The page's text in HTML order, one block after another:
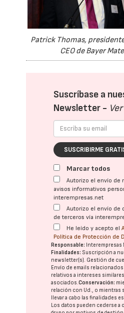
Patrick Thomas,
CEO de Bayer
Suscríbase a
Newsletter -
SUSCRIBIRME
Marcar todos
Autorizo el envío de
avisos informativos
interempresas.net
Autorizo el envío de
de terceros vía
He leído y acepto el
Política de Protección de
Responsable: Interempresas
Finalidades: Suscripción a
newsletter(s). Gestión de
Envío de emails
relativos a intereses
asociados.Conservación:
relación con Ud., o mientras
llevar a cabo las finalidades
Los datos pueden cederse a